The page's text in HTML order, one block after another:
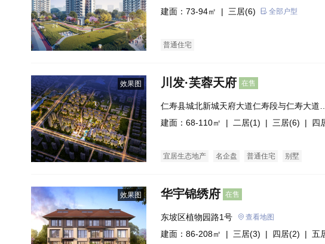
中心）
建面：73-94㎡ | 三居(6) 全部户型
普通住宅
效果图 川发·芙蓉天府 在售
仁寿县城北新城天府大道仁寿段与仁寿大道交
建面：68-110㎡ | 二居(1) | 三居(6) | 四
宜居生态地产 名企盘 普通住宅 别墅
效果图 华宇锦绣府 在售
东坡区植物园路1号 查看地图
建面：86-208㎡ | 三居(3) | 四居(2) | 五